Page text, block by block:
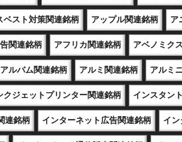
ベスト対策関連銘柄 アップル関連銘柄 ア
関連銘柄 アフリカ関連銘柄 アベノミク
アルバム関連銘柄 アルミ関連銘柄 アルミ
クジェットプリンター関連銘柄 インスタン
連銘柄 インターネット広告関連銘柄 イ